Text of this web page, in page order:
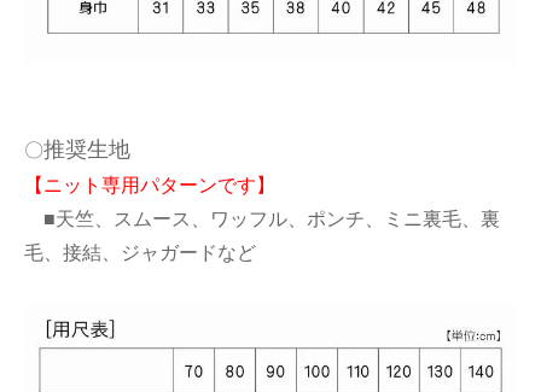
〇推奨生地
【ニット専用パターンです】
■天竺、スムース、ワッフル、ポンチ、ミニ裏毛、裏
毛、接結、ジャガードなど